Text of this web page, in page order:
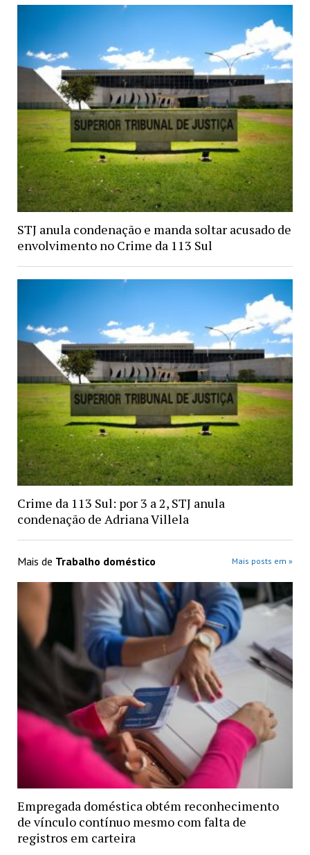
STJ anula condenação e manda soltar acusado de
envolvimento no Crime da 113 Sul
Crime da 113 Sul: por 3 a 2, STJ anula
condenação de Adriana Villela
Mais de Trabalho doméstico Mais posts em »
Empregada doméstica obtém reconhecimento
de vínculo contínuo mesmo com falta de
registros em carteira